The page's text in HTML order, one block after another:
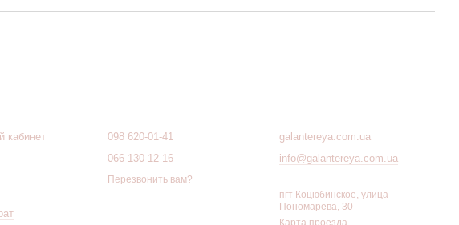
кабинет
098 620-01-41
066 130-12-16
Перезвонить вам?
galantereya.com.ua
info@galantereya.com.ua
пгт Коцюбинское, улица
Пономарева, 30
Карта проезда